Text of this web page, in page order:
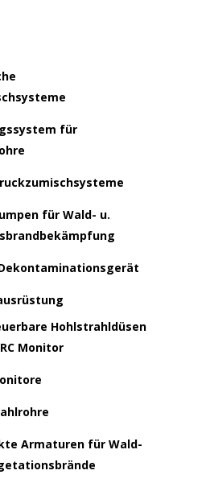
für
für Wald- u.
Hohlstrahldüsen
Monitor
Armaturen für Wald-